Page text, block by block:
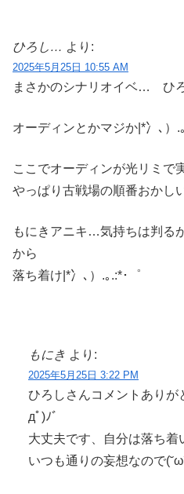
ひろし… より:
2025年5月25日 10:55 AM
まさかのシナリオイベ… ひ
オーディンとかマジか|*冫､）.
ここでオーディンが光リミで
やっぱり古戦場の順番おかし
もにきアニキ…気持ちは判る
から
落ち着け|*冫､）.｡.:*･゜
もにき より:
2025年5月25日 3:22 PM
ひろしさんコメントありが
дﾟ)ﾉ゛
大丈夫です、自分は落ち着
いつも通りの妄想なので